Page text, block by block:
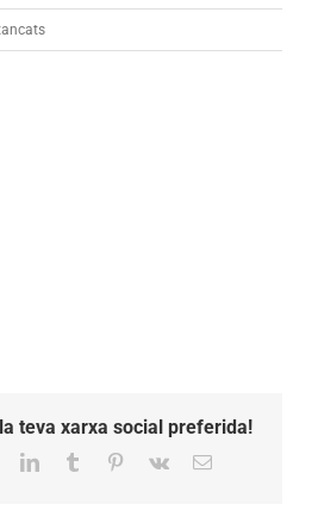
a
teva xarxa social preferida!
LinkedInTumblr Pinterest
Vk Email: